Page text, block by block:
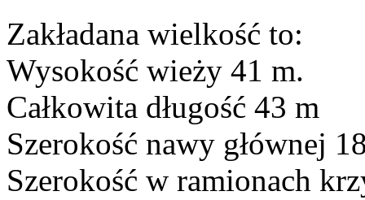
Zakładana wielkość to:
Wysokość wieży 41 m.
Całkowita długość 43 m
Szerokość nawy głównej
Szerokość w ramionach